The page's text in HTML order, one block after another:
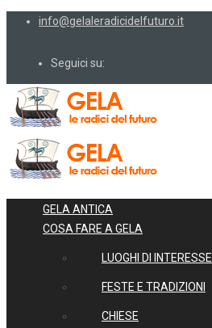
info@gelaleradicidelfuturo.it
Seguici su:
GELA ANTICA
COSA FARE A GELA
LUOGHI DI INTERESSE
FESTE E TRADIZIONI
CHIESE